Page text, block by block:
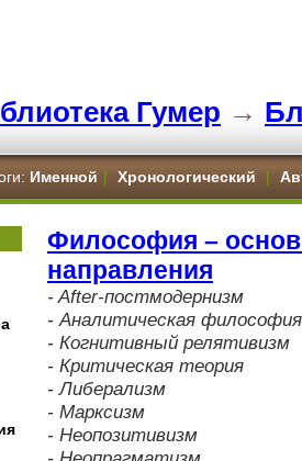
Гумер →
Именной | Хронологический |
Философия –
направления
- After-постмодернизм
- Аналитическая философия
- Когнитивный релятивизм
- Критическая теория
- Либерализм
- Марксизм
- Неопозитивизм